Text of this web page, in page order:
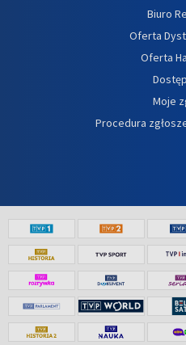
Biuro
Oferta
Oferta
Moje
Procedura